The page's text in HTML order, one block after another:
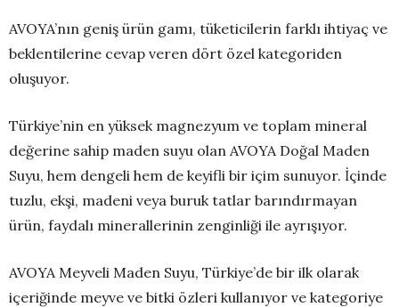
AVOYA’nın geniş ürün gamı, tüketicilerin farklı ihtiyaç ve
beklentilerine cevap veren dört özel kategoriden
oluşuyor.
Türkiye’nin en yüksek magnezyum ve toplam mineral
değerine sahip maden suyu olan AVOYA Doğal Maden
Suyu, hem dengeli hem de keyifli bir içim sunuyor. İçinde
tuzlu, ekşi, madeni veya buruk tatlar barındırmayan
ürün, faydalı minerallerinin zenginliği ile ayrışıyor.
AVOYA Meyveli Maden Suyu, Türkiye’de bir ilk olarak
içeriğinde meyve ve bitki özleri kullanıyor ve kategoriye